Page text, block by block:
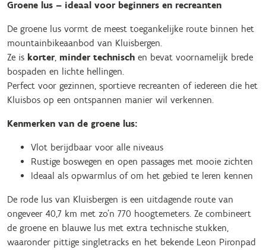
Groene lus – ideaal voor beginners en recreanten
De groene lus vormt de meest toegankelijke route binnen het
mountainbikeaanbod van Kluisbergen.
Ze is korter, minder technisch en bevat voornamelijk brede
bospaden en lichte hellingen.
Perfect voor gezinnen, sportieve recreanten of iedereen die het
Kluisbos op een ontspannen manier wil verkennen.
Kenmerken van de groene lus:
Vlot berijdbaar voor alle niveaus
Rustige boswegen en open passages met mooie zichten
Ideaal als opwarmlus of om het gebied te leren kennen
De rode lus van Kluisbergen is een uitdagende route van
ongeveer 40,7 km met zo’n 770 hoogtemeters. Ze combineert
de groene en blauwe lus met extra technische stukken,
waaronder pittige singletracks en het bekende Leon Pironpad